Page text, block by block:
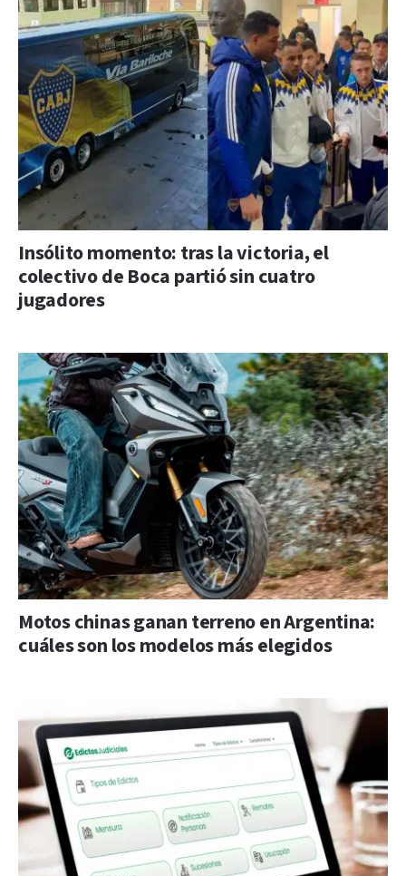
Insólito momento: tras la victoria, el
colectivo de Boca partió sin cuatro
jugadores
Motos chinas ganan terreno en Argentina:
cuáles son los modelos más elegidos